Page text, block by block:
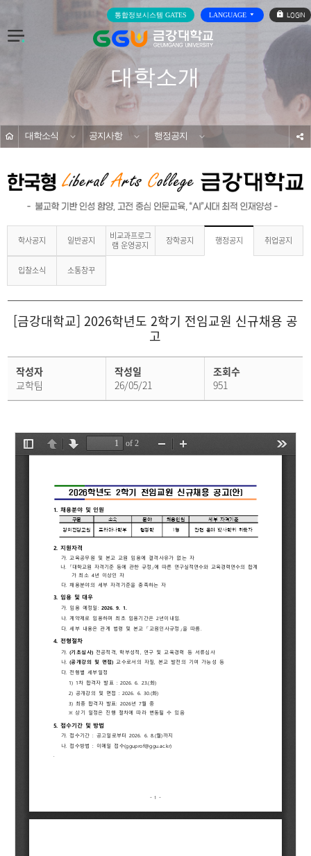
통합정보시스템 GATES LANGUAGE
로
그
인
대학소개
대학소식 공지사항 행정공지
학사공지 일반공지
비교과프로그
램 운영공지
장학공지 행정공지 취업공지
입찰소식 소통창꾸
행
상
[금강대학교] 2026학년도 2학기 전임교원 신규채용 공
고
작성자
교학팀
작성일
26/05/21
조회수
951